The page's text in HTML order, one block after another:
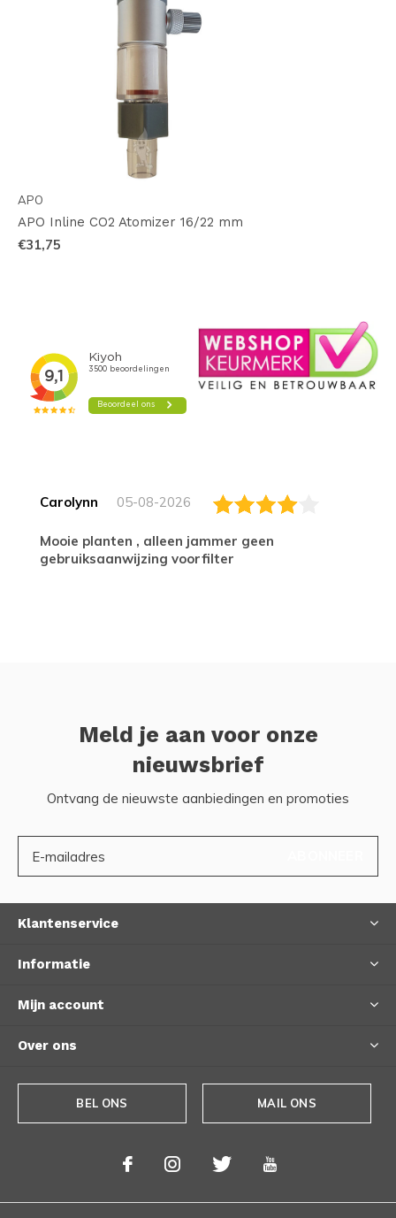
APO
APO Inline CO2 Atomizer 16/22 mm
€31,75
Carolynn 05-08-2026
Mooie planten , alleen jammer geen
gebruiksaanwijzing voorfilter
Meld je aan voor onze
nieuwsbrief
Ontvang de nieuwste aanbiedingen en promoties
Klantenservice
Informatie
Mijn account
Over ons
BEL ONS MAIL ONS